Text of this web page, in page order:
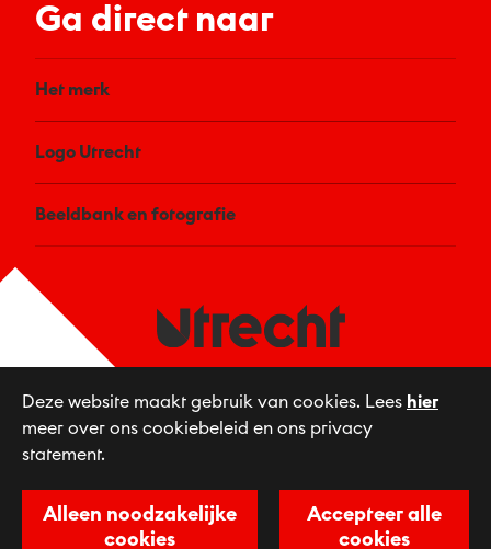
Ga direct naar
Het merk
Logo Utrecht
Beeldbank en fotografie
Utrecht & Partners beheert het merk Utrecht
en de visuele identiteit en past deze toe.
Linkedin
Privacyvoorkeuren Disclaimer & Privacy Contact
Deze website maakt gebruik van cookies. Lees hier
meer over ons cookiebeleid en ons privacy
statement.
Alleen noodzakelijke
cookies
Accepteer alle
cookies